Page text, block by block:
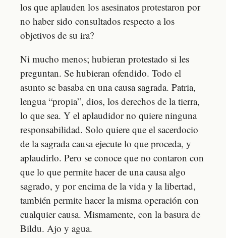
los que aplauden los asesinatos protestaron por
no haber sido consultados respecto a los
objetivos de su ira?
Ni mucho menos; hubieran protestado si les
preguntan. Se hubieran ofendido. Todo el
asunto se basaba en una causa sagrada. Patria,
lengua “propia”, dios, los derechos de la tierra,
lo que sea. Y el aplaudidor no quiere ninguna
responsabilidad. Solo quiere que el sacerdocio
de la sagrada causa ejecute lo que proceda, y
aplaudirlo. Pero se conoce que no contaron con
que lo que permite hacer de una causa algo
sagrado, y por encima de la vida y la libertad,
también permite hacer la misma operación con
cualquier causa. Mismamente, con la basura de
Bildu. Ajo y agua.